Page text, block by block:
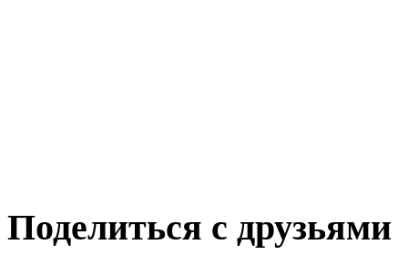
Поделиться с друзьями